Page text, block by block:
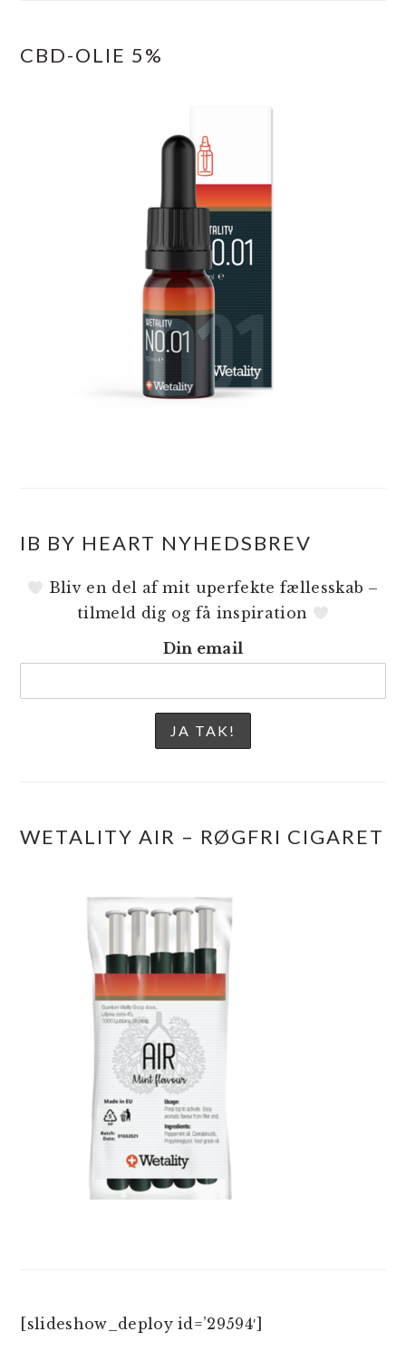
CBD-OLIE 5%
IB BY HEART NYHEDSBREV
Bliv en del af mit uperfekte fællesskab –
tilmeld dig og få inspiration
Din email
WETALITY AIR – RØGFRI CIGARET
[slideshow_deploy id=’29594′]